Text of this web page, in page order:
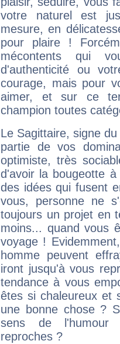
votre naturel est
mesure, en
pour plaire !
mécontents qui
d'authenticité ou
courage, mais pour
aimer, et sur ce
champion toutes
Le Sagittaire, signe
partie de vos
optimiste, très
d'avoir la bougeotte
des idées qui fusent
vous, personne ne
toujours un projet en
moins... quand vous
voyage !
homme peuvent
iront jusqu'à vous
tendance à vous
êtes si chaleureux et
une bonne chose ?
sens de l'humour
reproches ?